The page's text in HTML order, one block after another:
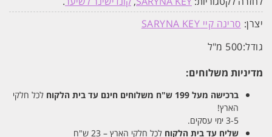
יצרן: סרינה קיי SARYNA KEY
גודל:500 מ"ל
מדיניות משלוחים:
ברכישה מעל 199 ש"ח משלוחים חינם עד בית הלקוח לכל חלקי
הארץ!
3-5 ימי עסקים.
שליח עד בית הלקוח לכל חלקי הארץ – 23 ש"ח